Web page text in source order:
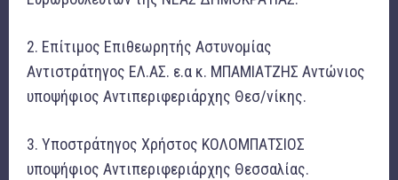
2. Επίτιμος Επιθεωρητής Αστυνομίας
Αντιστράτηγος ΕΛ.ΑΣ. ε.α κ. ΜΠΑΜΙΑΤΖΗΣ Αντώνιος
υποψήφιος Αντιπεριφεριάρχης Θεσ/νίκης.
3. Υποστράτηγος Χρήστος ΚΟΛΟΜΠΑΤΣΙΟΣ
υποψήφιος Αντιπεριφεριάρχης Θεσσαλίας.